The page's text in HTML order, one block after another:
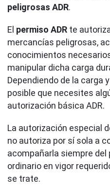
peligrosas ADR.
El permiso ADR te
mercancías peligrosas,
conocimientos
manipular dicha carga
Dependiendo de la carga
posible que necesites
autorización básica ADR.
La autorización especial
no autoriza por sí sola a
acompañarla siempre
ordinario en vigor
se trate.